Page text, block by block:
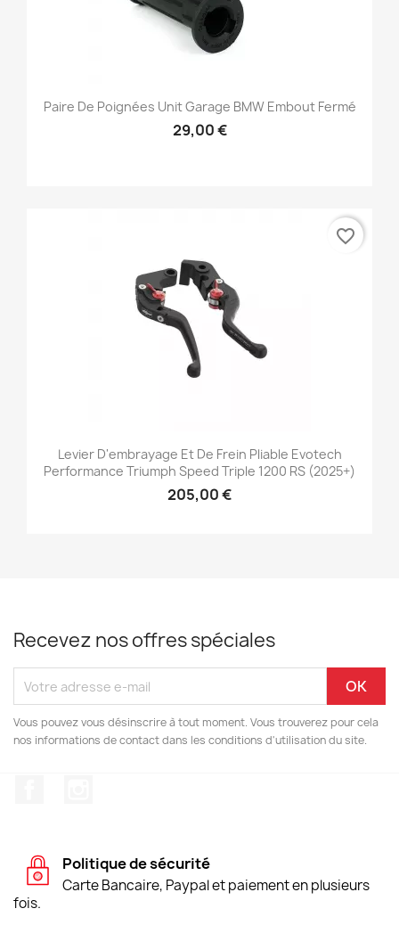
Paire De Poignées Unit Garage BMW Embout Fermé
29,00 €
Levier D'embrayage Et De Frein Pliable Evotech
Performance Triumph Speed Triple 1200 RS (2025+)
205,00 €
favorite_border
Recevez nos offres spéciales
Vous pouvez vous désinscrire à tout moment. Vous trouverez pour cela
nos informations de contact dans les conditions d'utilisation du site.
Politique de sécurité
Carte Bancaire, Paypal et paiement en plusieurs
fois.